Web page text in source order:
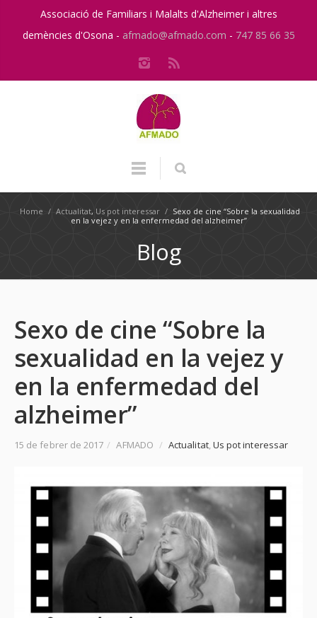
Associació de Familiars i Malalts d'Alzheimer i altres
demències d'Osona - afmado@afmado.com - 747 85 66 35
Home / Actualitat, Us pot interessar / Sexo de cine “Sobre la sexualidad
en la vejez y en la enfermedad del alzheimer”
Blog
Sexo de cine “Sobre la
sexualidad en la vejez y
en la enfermedad del
alzheimer”
15 de febrer de 2017 / AFMADO / Actualitat,Us pot interessar